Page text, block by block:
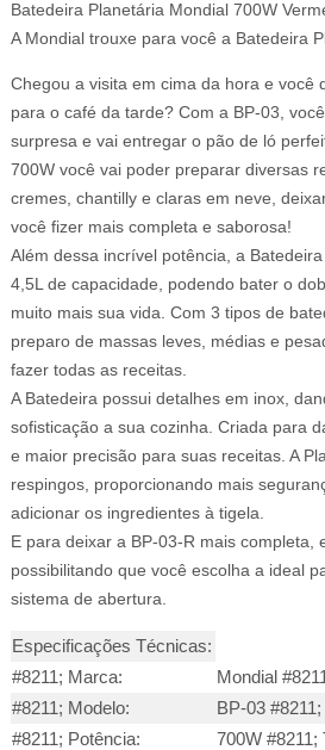
Batedeira Planetária Mondial 700W
A Mondial trouxe para você a Batedeira
Chegou a visita em cima da hora e você
para o café da tarde? Com a BP-03,
surpresa e vai entregar o pão de ló
700W você vai poder preparar diversas
cremes, chantilly e claras em neve,
você fizer mais completa e saborosa!
Além dessa incrível potência, a
4,5L de capacidade, podendo bater o
muito mais sua vida. Com 3 tipos de
preparo de massas leves, médias e
fazer todas as receitas.
A Batedeira possui detalhes em inox,
sofisticação a sua cozinha. Criada para
e maior precisão para suas receitas. A
respingos, proporcionando mais
adicionar os ingredientes à tigela.
E para deixar a BP-03-R mais completa,
possibilitando que você escolha a ideal
sistema de abertura.
Especificações Técnicas:
#8211; Marca:
Mondial
#8211; Modelo:
BP-03
#8211; Potência:
700W #8211;